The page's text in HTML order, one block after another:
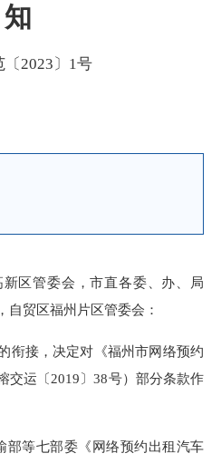
知
〔2023〕1号
区管委会，市直各委、办、局
自贸区福州片区管委会：
接，决定对《福州市网络预约
交运〔2019〕38号）部分条款作
等七部委《网络预约出租汽车